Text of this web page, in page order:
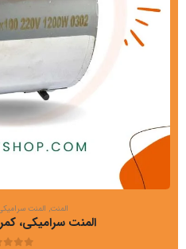
المنت, المنت
المنت سرامیکی، کمربندی 3